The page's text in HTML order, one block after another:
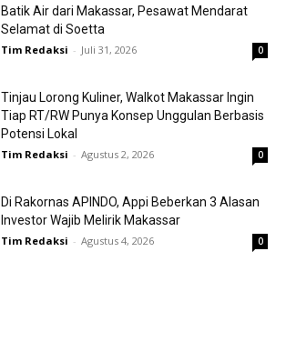
Batik Air dari Makassar, Pesawat Mendarat
Selamat di Soetta
Tim Redaksi - Juli 31, 2026 0
Tinjau Lorong Kuliner, Walkot Makassar Ingin
Tiap RT/RW Punya Konsep Unggulan Berbasis
Potensi Lokal
Tim Redaksi - Agustus 2, 2026 0
Di Rakornas APINDO, Appi Beberkan 3 Alasan
Investor Wajib Melirik Makassar
Tim Redaksi - Agustus 4, 2026 0